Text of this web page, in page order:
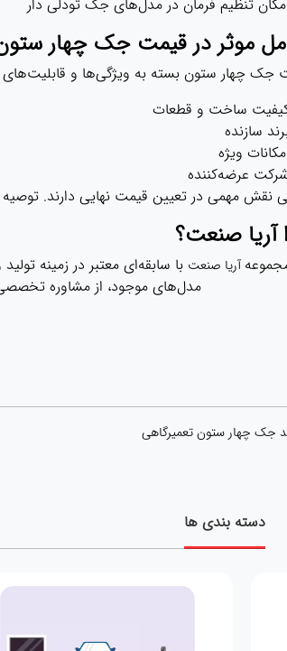
تنظیم فرمان در مدل‌های جک تودلی دار
موثر در قیمت جک چهار
جک چهار ستون بسته به ویژگی‌ها و قابلیت‌های
ساخت و قطعات
سازنده
ویژه
عرضه‌کننده
نقش مهمی در تعیین قیمت نهایی دارند. توصیه
آریا صنعت؟
آریا صنعت با سابقه‌ای معتبر در زمینه
مدل‌های موجود، از مشاوره تخصصی
جک چهار ستون تعمیرگاهی
دسته بندی ها